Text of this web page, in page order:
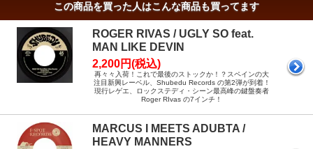
この商品を買った人はこんな商品も買ってます
ROGER RIVAS / UGLY SO feat.
MAN LIKE DEVIN
2,200円(税込)
再々々入荷！これで最後のストックか！？スペインの大
注目新興レーベル、Shubedu Records の第2弾が到着！
現行レゲエ、ロックステディ・シーン最高峰の鍵盤奏者
Roger RIvas の7インチ！
MARCUS I MEETS ADUBTA /
HEAVY MANNERS